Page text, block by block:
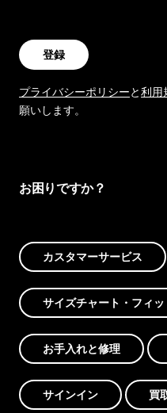
登録
プライバシーポリシーと利用
願いします。
お困りですか？
カスタマーサービス
サイズチャート・フィ
お手入れと修理
サインイン 買